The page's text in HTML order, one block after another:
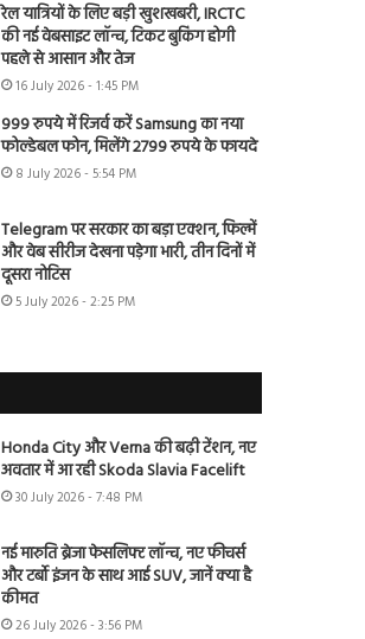
रेल यात्रियों के लिए बड़ी खुशखबरी, IRCTC
की नई वेबसाइट लॉन्च, टिकट बुकिंग होगी
पहले से आसान और तेज
16 July 2026 - 1:45 PM
999 रुपये में रिजर्व करें Samsung का नया
फोल्डेबल फोन, मिलेंगे 2799 रुपये के फायदे
8 July 2026 - 5:54 PM
Telegram पर सरकार का बड़ा एक्शन, फिल्में
और वेब सीरीज देखना पड़ेगा भारी, तीन दिनों में
दूसरा नोटिस
5 July 2026 - 2:25 PM
Honda City और Verna की बढ़ी टेंशन, नए
अवतार में आ रही Skoda Slavia Facelift
30 July 2026 - 7:48 PM
नई मारुति ब्रेजा फेसलिफ्ट लॉन्च, नए फीचर्स
और टर्बो इंजन के साथ आई SUV, जानें क्या है
कीमत
26 July 2026 - 3:56 PM